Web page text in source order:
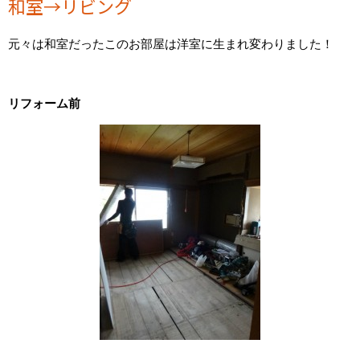
和室→リビング
元々は和室だったこのお部屋は洋室に生まれ変わりました！
リフォーム前